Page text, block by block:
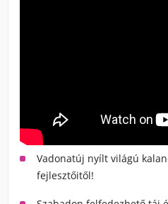
Vadonatúj nyílt világú
fejlesztőitől!